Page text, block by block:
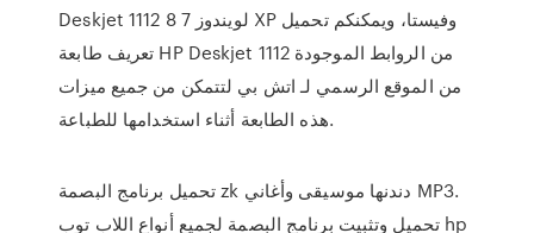
Deskjet 1112 لويندوز 7 8 XP وفيستا، ويمكنكم تحميل
تعريف طابعة HP Deskjet 1112 من الروابط الموجودة
من الموقع الرسمي لـ اتش بي لتتمكن من جميع ميزات
هذه الطابعة أثناء استخدامها للطباعة.
تحميل برنامج البصمة zk دندنها موسيقى وأغاني MP3.
تحميل وتثبيت برنامج البصمة لجميع أنواع اللاب توب hp